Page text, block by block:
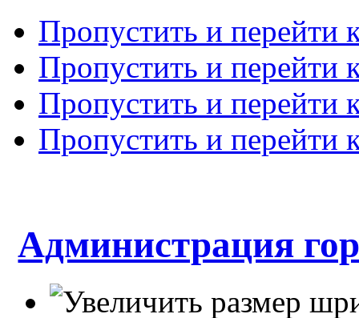
Пропустить и перейти
Пропустить и перейти
Пропустить и перейти
Пропустить и перейти
Администрация